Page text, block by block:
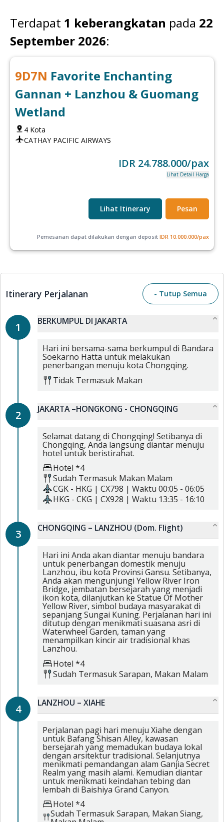
Terdapat 1 keberangkatan pada 22
September 2026:
9D7N Favorite Enchanting
Gannan + Lanzhou & Guomang
Wetland
4 Kota
CATHAY PACIFIC AIRWAYS
IDR 24.788.000/pax
Lihat Detail Harga
Lihat Itinerary Pesan
Pemesanan dapat dilakukan dengan deposit IDR 10.000.000/pax
Itinerary Perjalanan - Tutup Semua
1 BERKUMPUL DI JAKARTA
Hari ini bersama-sama berkumpul di Bandara
Soekarno Hatta untuk melakukan
penerbangan menuju kota Chongqing.
Tidak Termasuk Makan
2 JAKARTA –HONGKONG - CHONGQING
Selamat datang di Chongqing! Setibanya di
Chongqing, Anda langsung diantar menuju
hotel untuk beristirahat.
Hotel *4
Sudah Termasuk Makan Malam
CGK - HKG | CX798 | Waktu 00:05 - 06:05
HKG - CKG | CX928 | Waktu 13:35 - 16:10
3 CHONGQING – LANZHOU (Dom. Flight)
Hari ini Anda akan diantar menuju bandara
untuk penerbangan domestik menuju
Lanzhou, ibu kota Provinsi Gansu. Setibanya,
Anda akan mengunjungi Yellow River Iron
Bridge, jembatan bersejarah yang menjadi
ikon kota, dilanjutkan ke Statue Of Mother
Yellow River, simbol budaya masyarakat di
sepanjang Sungai Kuning. Perjalanan hari ini
ditutup dengan menikmati suasana asri di
Waterwheel Garden, taman yang
menampilkan kincir air tradisional khas
Lanzhou.
Hotel *4
Sudah TermasukSarapan, Makan Malam
4 LANZHOU – XIAHE
Perjalanan pagi hari menuju Xiahe dengan
untuk Bafang Shisan Alley, kawasan
bersejarah yang memadukan budaya lokal
dengan arsitektur tradisional. Selanjutnya
menikmati pemandangan alam Ganjia Secret
Realm yang masih alami. Kemudian diantar
untuk menikmati keindahan tebing dan
lembah di Baishiya Grand Canyon.
Hotel *4
Sudah TermasukSarapan, Makan Siang,